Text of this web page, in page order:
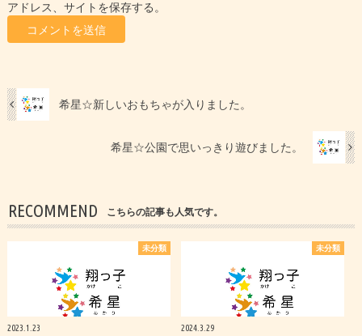
アドレス、サイトを保存する。
希星☆新しいおもちゃが入りました。
希星☆公園で思いっきり遊びました。
RECOMMEND こちらの記事も人気です。
未分類
2023.1.23
未分類
2024.3.29